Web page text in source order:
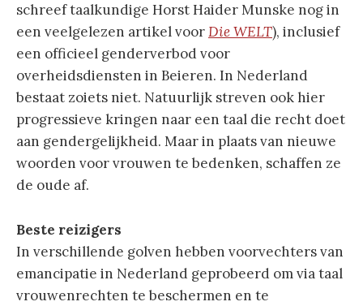
schreef taalkundige Horst Haider Munske nog in
een veelgelezen artikel voorDie WELT), inclusief
een officieel genderverbod voor
overheidsdiensten in Beieren. In Nederland
bestaat zoiets niet. Natuurlijk streven ook hier
progressieve kringen naar een taal die recht doet
aan gendergelijkheid. Maar in plaats van nieuwe
woorden voor vrouwen te bedenken, schaffen ze
de oude af.
Beste reizigers
In verschillende golven hebben voorvechters van
emancipatie in Nederland geprobeerd om via taal
vrouwenrechten te beschermen en te